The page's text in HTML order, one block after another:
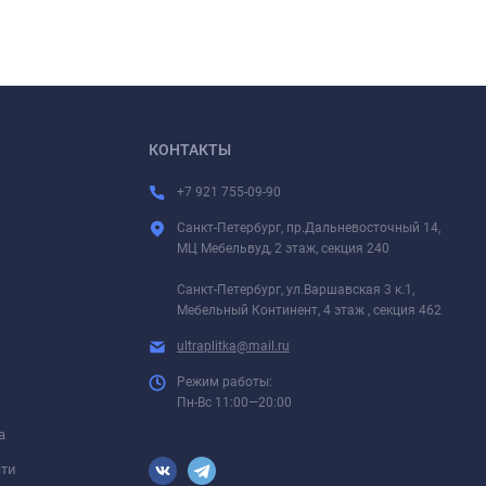
КОНТАКТЫ
+7 921 755-09-90
Санкт-Петербург, пр.Дальневосточный 14,
МЦ Мебельвуд, 2 этаж, секция 240
Санкт-Петербург, ул.Варшавская 3 к.1,
Мебельный Континент, 4 этаж , секция 462
ultraplitka@mail.ru
Режим работы:
Пн-Вс 11:00—20:00